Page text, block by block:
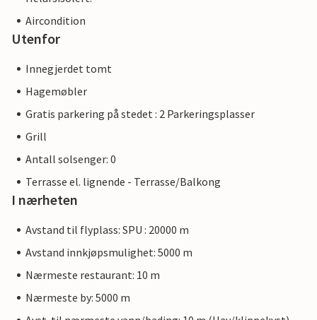
Aircondition
Utenfor
Innegjerdet tomt
Hagemøbler
Gratis parkering på stedet : 2 Parkeringsplasser
Grill
Antall solsenger: 0
Terrasse el. lignende - Terrasse/Balkong
I nærheten
Avstand til flyplass: SPU : 20000 m
Avstand innkjøpsmulighet: 5000 m
Nærmeste restaurant: 10 m
Nærmeste by: 5000 m